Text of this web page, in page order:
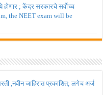
होणार ; केंद्र सरकारचे सर्वोच्च
the NEET exam will be
,नवीन जाहिरात प्रकाशित; लगेच अर्ज